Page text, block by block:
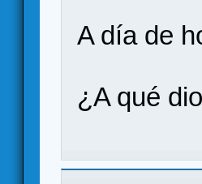
A día de
¿A qué